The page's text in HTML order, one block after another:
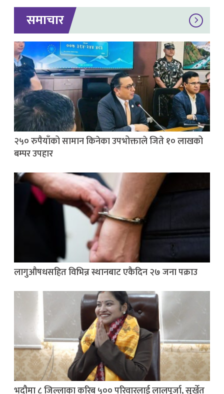
समाचार
२५० रुपैयाँको सामान किनेका उपभोक्ताले जिते १० लाखको
बम्पर उपहार
लागुऔषधसहित विभिन्न स्थानबाट एकैदिन २७ जना पक्राउ